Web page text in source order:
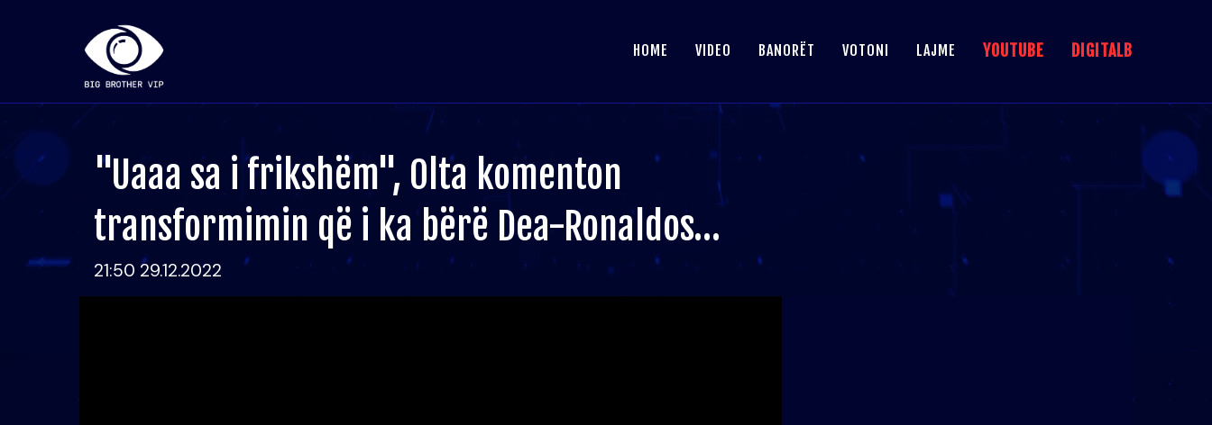
HOME VIDEO BANORËT VOTONI LAJME YOUTUBE DIGITALB
"Uaaa sa i frikshëm", Olta komenton
transformimin që i ka bërë Dea-Ronaldos…
21:50 29.12.2022